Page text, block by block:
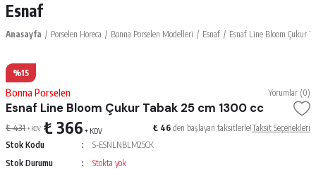
Esnaf
Anasayfa Porselen Horeca Bonna Porselen Modelleri Esnaf Esnaf Line Bloom Çukur
%15
Bonna Porselen Yorumlar (0)
Esnaf Line Bloom Çukur Tabak 25 cm 1300 cc
₺ 431 + KDV ₺ 366 + KDV ₺ 46 den başlayan taksitlerle!Taksit Seçenekleri
Stok Kodu
S-ESNLNBLM25CK
Stok Durumu
Stokta yok